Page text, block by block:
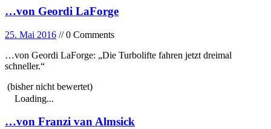
…von Geordi LaForge
25. Mai 2016 // 0 Comments
…von Geordi LaForge: „Die Turbolifte fahren jetzt dreimal
schneller.“
(bisher nicht bewertet)
Loading...
…von Franzi van Almsick